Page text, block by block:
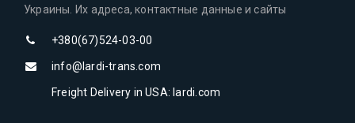
Украины. Их адреса, контактные данные и сайты
+380(67)524-03-00
info@lardi-trans.com
Freight Delivery in USA: lardi.com